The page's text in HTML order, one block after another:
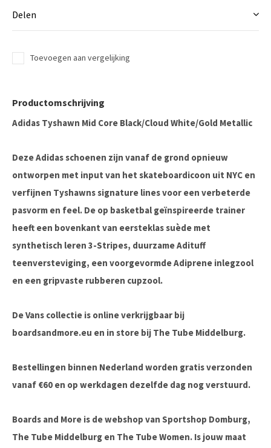
Delen
Toevoegen aan vergelijking
Productomschrijving
Adidas Tyshawn Mid Core Black/Cloud White/Gold Metallic
Deze Adidas schoenen zijn vanaf de grond opnieuw
ontworpen met input van het skateboardicoon uit NYC en
verfijnen Tyshawns signature lines voor een verbeterde
pasvorm en feel. De op basketbal geïnspireerde trainer
heeft een bovenkant van eersteklas suède met
synthetisch leren 3-Stripes, duurzame Adituff
teenversteviging, een voorgevormde Adiprene inlegzool
en een gripvaste rubberen cupzool.
De Vans collectie is online verkrijgbaar bij
boardsandmore.eu en in store bij The Tube Middelburg.
Bestellingen binnen Nederland worden gratis verzonden
vanaf €60 en op werkdagen dezelfde dag nog verstuurd.
Boards and More is de webshop van Sportshop Domburg,
The Tube Middelburg en The Tube Women. Is jouw maat